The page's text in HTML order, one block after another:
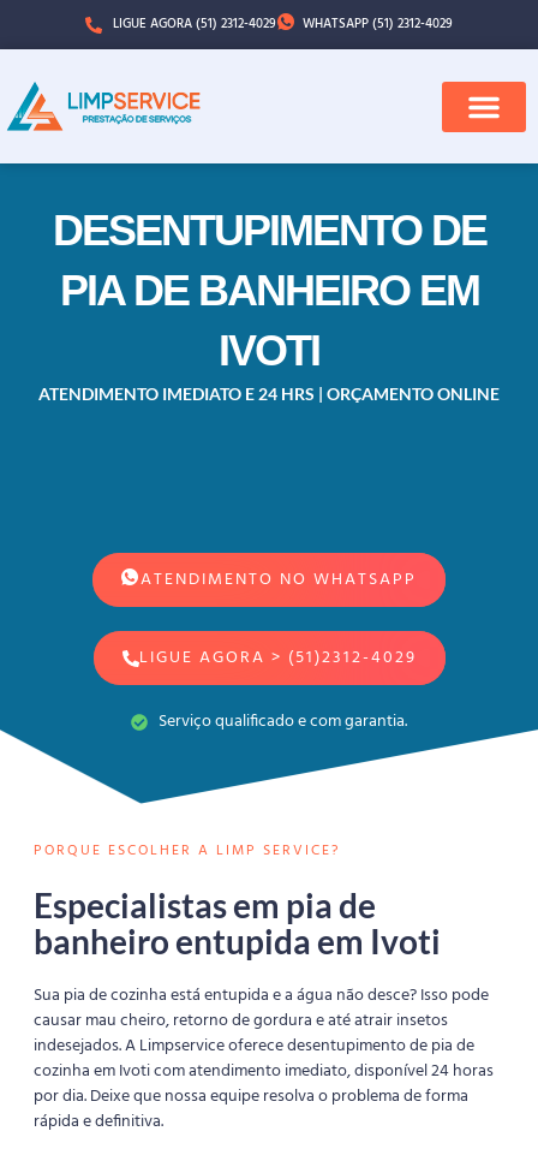
LIGUE AGORA (51) 2312-4029 WHATSAPP (51) 2312-4029
DESENTUPIMENTO DE
PIA DE BANHEIRO EM
IVOTI
ATENDIMENTO IMEDIATO E 24 HRS | ORÇAMENTO ONLINE
ATENDIMENTO NO WHATSAPP
LIGUE AGORA > (51)2312-4029
Serviço qualificado e com garantia.
PORQUE ESCOLHER A LIMP SERVICE?
Especialistas em pia de
banheiro entupida em Ivoti
Sua pia de cozinha está entupida e a água não desce? Isso pode
causar mau cheiro, retorno de gordura e até atrair insetos
indesejados. A Limpservice oferece desentupimento de pia de
cozinha em Ivoti com atendimento imediato, disponível 24 horas
por dia. Deixe que nossa equipe resolva o problema de forma
rápida e definitiva.